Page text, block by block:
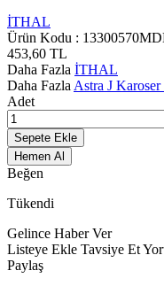
İTHAL
Ürün Kodu :
453,60 TL
Daha Fazla İTHAL
Daha Fazla Astra J
Adet
Sepete Ekle
Hemen Al
Beğen
Tükendi
Gelince Haber Ver
Listeye Ekle Tavsiye Et
Paylaş